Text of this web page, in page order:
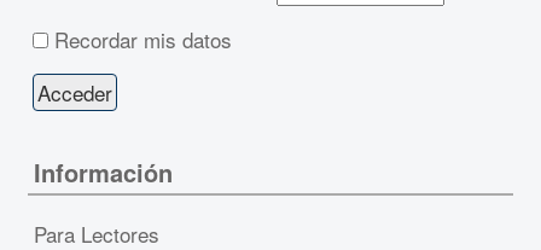
Recordar mis datos
Información
Para Lectores